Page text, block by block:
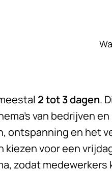
2 tot 3 dagen.
van bedrijven
ontspanning en het
kiezen voor een
zodat medewerkers